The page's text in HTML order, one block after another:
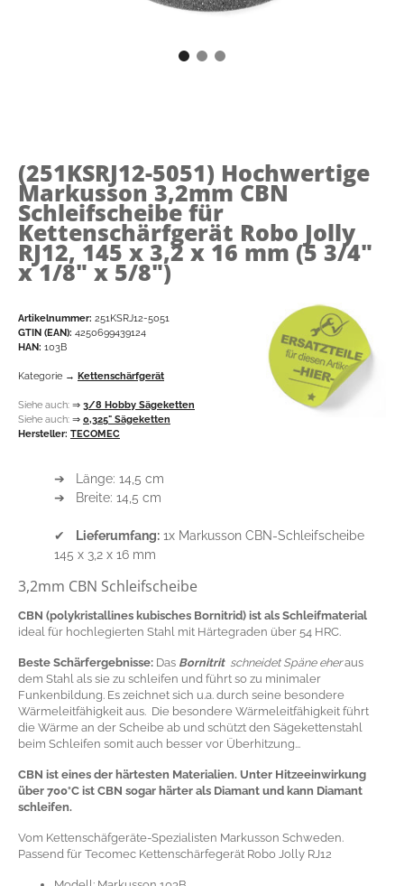
(251KSRJ12-5051) Hochwertige
Markusson 3,2mm CBN
Schleifscheibe für
Kettenschärfgerät Robo Jolly
RJ12, 145 x 3,2 x 16 mm (5 3/4"
x 1/8" x 5/8")
Artikelnummer: 251KSRJ12-5051
GTIN (EAN): 4250699439124
HAN: 103B
Kategorie → Kettenschärfgerät
Siehe auch: ⇒ 3/8 Hobby Sägeketten
Siehe auch: ⇒ 0,325" Sägeketten
Hersteller: TECOMEC
➔ Länge: 14,5 cm
➔ Breite: 14,5 cm
✔ Lieferumfang: 1x Markusson CBN-Schleifscheibe
145 x 3,2 x 16 mm
3,2mm CBN Schleifscheibe
CBN (polykristallines kubisches Bornitrid) ist als Schleifmaterial
ideal für hochlegierten Stahl mit Härtegraden über 54 HRC.
Beste Schärfergebnisse: Das Bornitrit schneidet Späne eheraus
dem Stahl als sie zu schleifen und führt so zu minimaler
Funkenbildung. Es zeichnet sich u.a. durch seine besondere
Wärmeleitfähigkeit aus. Die besondere Wärmeleitfähigkeit führt
die Wärme an der Scheibe ab und schützt den Sägekettenstahl
beim Schleifen somit auch besser vor Überhitzung...
CBN ist eines der härtesten Materialien. Unter Hitzeeinwirkung
über 700°C ist CBN sogar härter als Diamant und kann Diamant
schleifen.
Vom Kettenschäfgeräte-Spezialisten Markusson Schweden.
Passend für Tecomec Kettenschärfegerät Robo Jolly RJ12